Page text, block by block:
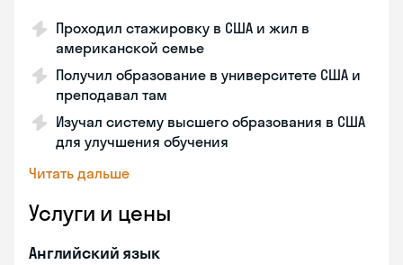
Проходил стажировку в США и жил в
американской семье
Получил образование в университете США и
преподавал там
Изучал систему высшего образования в США
для улучшения обучения
Читать дальше
Услуги и цены
Английский язык